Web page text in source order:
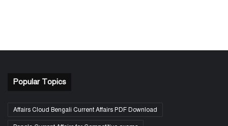
Popular Topics
Affairs Cloud Bengali Current Affairs PDF Download